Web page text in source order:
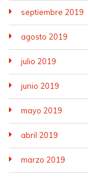
septiembre 2019
agosto 2019
julio 2019
junio 2019
mayo 2019
abril 2019
marzo 2019